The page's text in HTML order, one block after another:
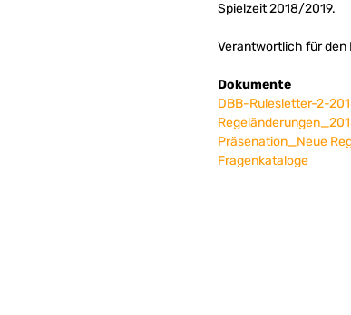
Spielzeit 2018/2019.
Verantwortlich für den
Dokumente
DBB-Rulesletter-2-
Präsenation_Neue
Fragenkataloge